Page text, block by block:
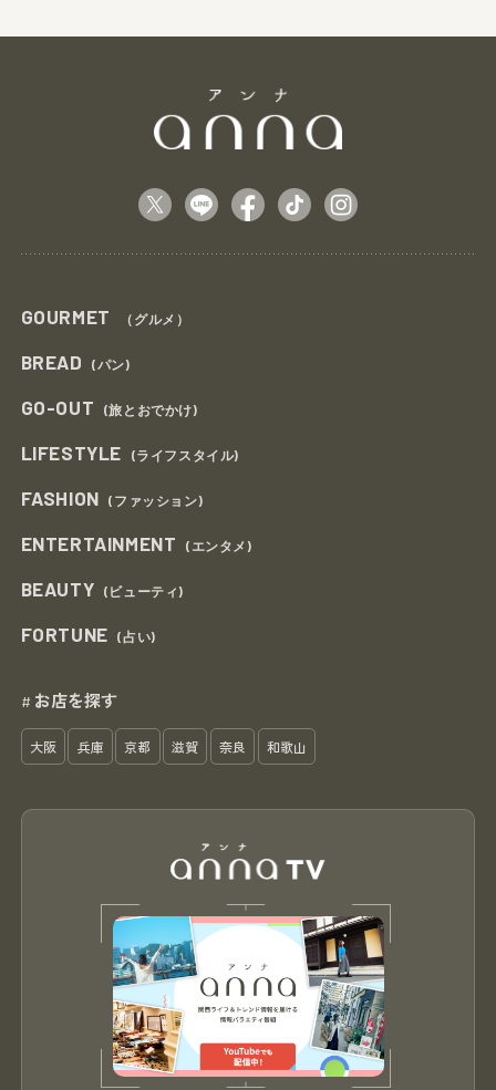
GOURMET （グルメ）
BREAD (パン)
GO-OUT (旅とおでかけ)
LIFESTYLE (ライフスタイル)
FASHION (ファッション)
ENTERTAINMENT (エンタメ)
BEAUTY (ビューティ)
FORTUNE (占い)
# お店を探す
大阪 兵庫 京都 滋賀 奈良 和歌山